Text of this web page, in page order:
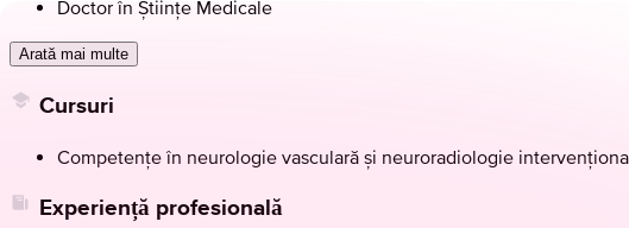
Doctor în Științe Medicale
Arată mai multe
Cursuri
Competențe în neurologie vasculară și neuroradiologie
Experiență profesională